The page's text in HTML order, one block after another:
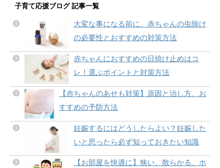
子育て応援ブログ 記事一覧
大変な事になる前に。赤ちゃんの虫除け
の必要性とおすすめの対策方法
赤ちゃんにおすすめの日焼け止めはコ
レ！選ぶポイントと対策方法
【赤ちゃんのあせも対策】原因と治し方、お
すすめの予防方法
妊娠するにはどうしたらよい？妊娠した
いと思ったら必ず知っておきたい知識
【お部屋を快適に】狭い、散らかる、ホ